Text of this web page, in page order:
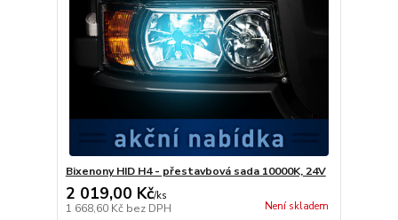
Bixenony HID H4 - přestavbová sada 10000K, 24V
2 019,00 Kč/ks
1 668,60 Kč bez DPH Není skladem